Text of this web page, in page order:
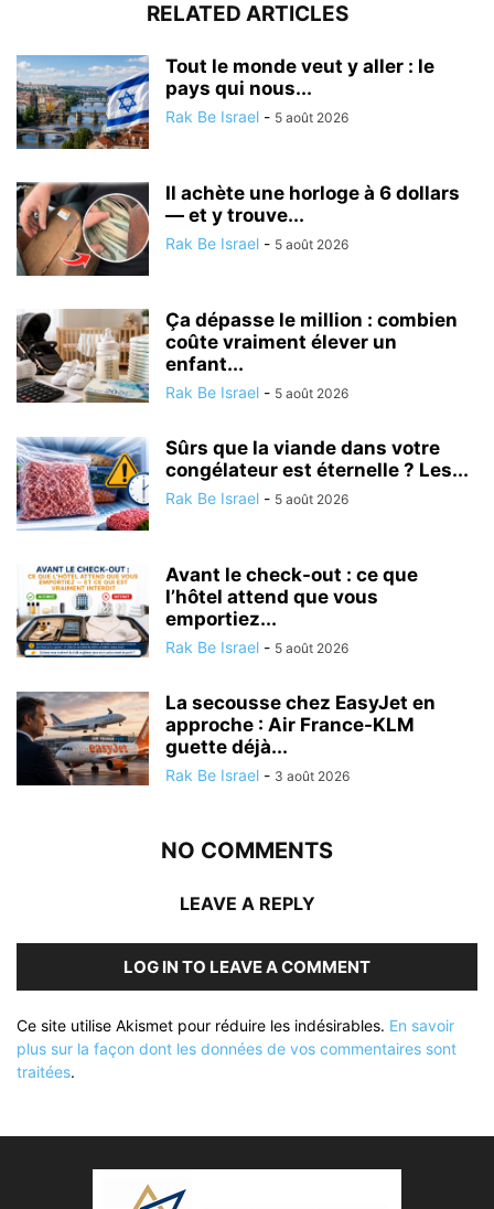
RELATED ARTICLES
Tout le monde veut y aller : le
pays qui nous...
Rak Be Israel - 5 août 2026
Il achète une horloge à 6 dollars
— et y trouve...
Rak Be Israel - 5 août 2026
Ça dépasse le million : combien
coûte vraiment élever un
enfant...
Rak Be Israel - 5 août 2026
Sûrs que la viande dans votre
congélateur est éternelle ? Les...
Rak Be Israel - 5 août 2026
Avant le check-out : ce que
l’hôtel attend que vous
emportiez...
Rak Be Israel - 5 août 2026
La secousse chez EasyJet en
approche : Air France-KLM
guette déjà...
Rak Be Israel - 3 août 2026
NO COMMENTS
LEAVE A REPLY
LOG IN TO LEAVE A COMMENT
Ce site utilise Akismet pour réduire les indésirables. En savoir
plus sur la façon dont les données de vos commentaires sont
traitées.